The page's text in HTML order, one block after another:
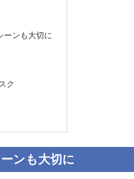
ーンも大切に
ク
ンも大切に